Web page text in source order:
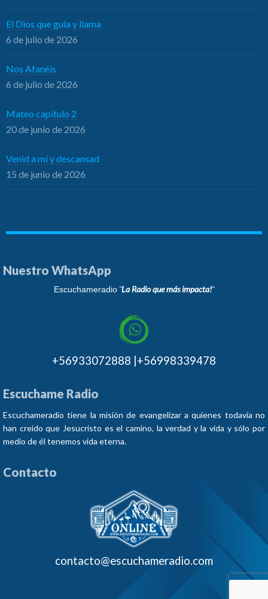
El Dios que guía y llama
6 de julio de 2026
Nos Afanéis
6 de julio de 2026
Mateo capítulo 2
20 de junio de 2026
Venid a mí y descansad
15 de junio de 2026
Nuestro WhatsApp
Escuchameradio¨La Radio que más impacta!¨
+56933072888 |+56998339478
Escuchame Radio
Escuchameradio tiene la misión de evangelizar a quienes todavía no
han creído que Jesucristo es el camino, la verdad y la vida y sólo por
medio de él tenemos vida eterna.
Contacto
contacto@escuchameradio.com